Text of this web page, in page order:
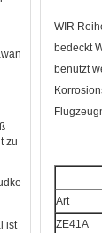
zu
ist
WIR
bedeckt
benutzt
Art
ZE41A